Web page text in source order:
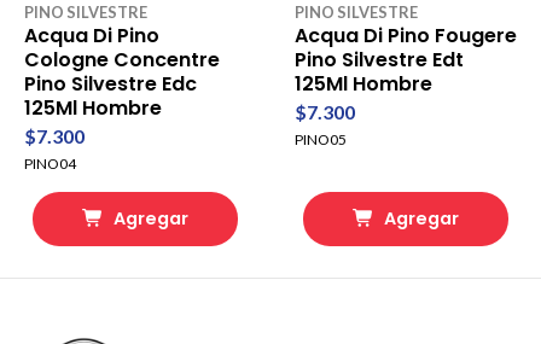
PINO SILVESTRE
Acqua Di Pino
Cologne Concentre
Pino Silvestre Edc
125Ml Hombre
$7.300
PINO04
Agregar
PINO SILVESTRE
Acqua Di Pino Fougere
Pino Silvestre Edt
125Ml Hombre
$7.300
PINO05
Agregar